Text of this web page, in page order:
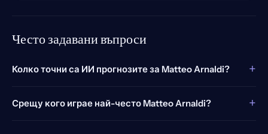
Често задавани въпроси
Колко точни са ИИ прогнозите за Matteo Arnaldi? +
Срещу кого играе най-често Matteo Arnaldi? +